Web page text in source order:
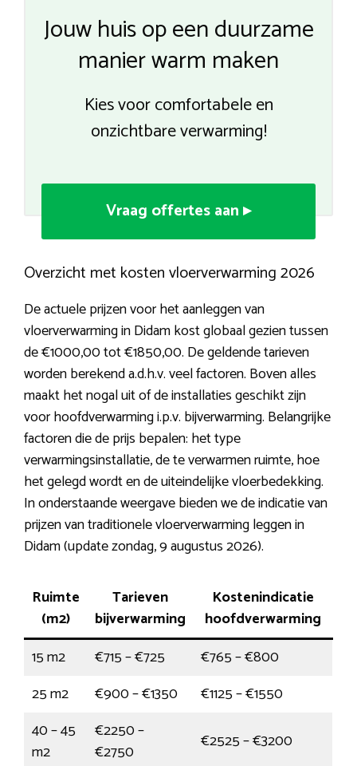
Jouw huis op een duurzame
manier warm maken
Kies voor comfortabele en
onzichtbare verwarming!
Vraag offertes aan ▸
Overzicht met kosten vloerverwarming 2026
De actuele prijzen voor het aanleggen van
vloerverwarming in Didam kost globaal gezien tussen
de €1000,00 tot €1850,00. De geldende tarieven
worden berekend a.d.h.v. veel factoren. Boven alles
maakt het nogal uit of de installaties geschikt zijn
voor hoofdverwarming i.p.v. bijverwarming. Belangrijke
factoren die de prijs bepalen: het type
verwarmingsinstallatie, de te verwarmen ruimte, hoe
het gelegd wordt en de uiteindelijke vloerbedekking.
In onderstaande weergave bieden we de indicatie van
prijzen van traditionele vloerverwarming leggen in
Didam (update zondag, 9 augustus 2026).
Ruimte
(m2)
Tarieven
bijverwarming
Kostenindicatie
hoofdverwarming
15 m2
€715 – €725
€765 – €800
25 m2
€900 – €1350
€1125 – €1550
40 – 45
m2
€2250 –
€2750
€2525 – €3200